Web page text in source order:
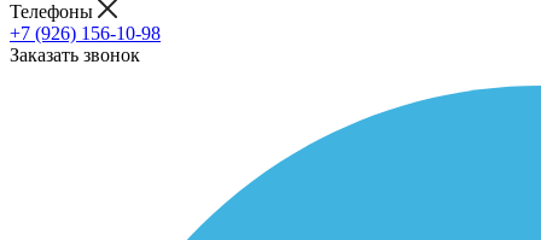
Телефоны
+7 (926) 156-10-98
Заказать звонок